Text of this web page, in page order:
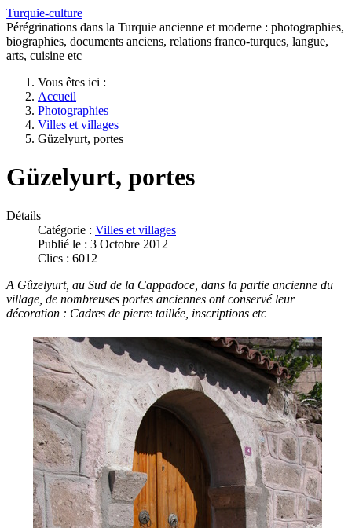
Turquie-culture
Pérégrinations dans la Turquie ancienne et moderne : photographies,
biographies, documents anciens, relations franco-turques, langue,
arts, cuisine etc
Vous êtes ici :
Accueil
Photographies
Villes et villages
Güzelyurt, portes
Güzelyurt, portes
Détails
Catégorie : Villes et villages
Publié le : 3 Octobre 2012
Clics : 6012
A Gûzelyurt, au Sud de la Cappadoce, dans la partie ancienne du
village, de nombreuses portes anciennes ont conservé leur
décoration : Cadres de pierre taillée, inscriptions etc